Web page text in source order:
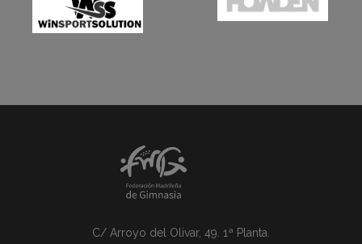
C/ Arroyo del Olivar, 49. 1ª Planta.